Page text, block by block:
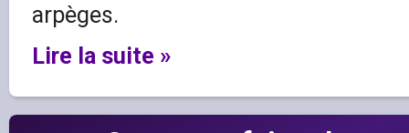
arpèges.
Lire la suite »